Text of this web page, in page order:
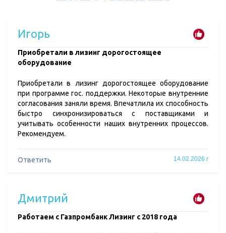
Игорь
​Приобретали в лизинг дорогостоящее
оборудование
Приобретали в лизинг дорогостоящее оборудование
при программе гос. поддержки. Некоторые внутренние
согласования заняли время. Впечатлила их способность
быстро синхронизироваться с поставщиками и
учитывать особенности наших внутренних процессов.
Рекомендуем.
Ответить 14.02.2026 г
Дмитрий
​Работаем с Газпромбанк Лизинг с 2018 года